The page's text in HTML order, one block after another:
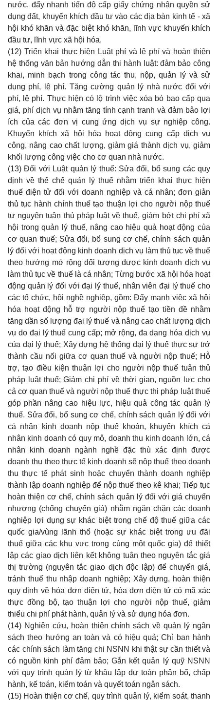
nước, đẩy nhanh tiến độ cấp giấy chứng nhận quyền sử
dụng đất, khuyến khích đầu tư vào các địa bàn kinh tế - xã
hội khó khăn và đặc biệt khó khăn, lĩnh vực khuyến khích
đầu tư, lĩnh vực xã hội hóa.
(12) Triển khai thực hiện Luật phí và lệ phí và hoàn thiện
hệ thống văn bản hướng dẫn thi hành luật: đảm bảo công
khai, minh bạch trong công tác thu, nộp, quản lý và sử
dụng phí, lệ phí. Tăng cường quản lý nhà nước đối với
phí, lệ phí. Thực hiện có lộ trình việc xóa bỏ bao cấp qua
giá, phí dịch vụ nhằm tăng tính cạnh tranh và đảm bảo lợi
ích của các đơn vị cung ứng dịch vụ sự nghiệp công.
Khuyến khích xã hội hóa hoạt động cung cấp dịch vụ
công, nâng cao chất lượng, giảm giá thành dịch vụ, giảm
khối lượng công việc cho cơ quan nhà nước.
(13) Đối với Luật quản lý thuế: Sửa đổi, bổ sung các quy
định về thể chế quản lý thuế nhằm triển khai thực hiện
thuế điện tử đối với doanh nghiệp và cá nhân; đơn giản
thủ tục hành chính thuế tạo thuận lợi cho người nộp thuế
tự nguyện tuân thủ pháp luật về thuế, giảm bớt chi phí xã
hội trong quản lý thuế, nâng cao hiệu quả hoạt động của
cơ quan thuế; Sửa đổi, bổ sung cơ chế, chính sách quản
lý đối với hoạt động kinh doanh dịch vụ làm thủ tục về thuế
theo hướng mở rộng đối tượng được kinh doanh dịch vụ
làm thủ tục về thuế là cá nhân; Từng bước xã hội hóa hoạt
động quản lý đối với đại lý thuế, nhân viên đại lý thuế cho
các tổ chức, hội nghề nghiệp, gồm: Đẩy mạnh việc xã hội
hóa hoạt động hỗ trợ người nộp thuế tạo tiền đề nhằm
tăng dần số lượng đại lý thuế và nâng cao chất lượng dịch
vụ do đại lý thuế cung cấp; mở rộng, đa dạng hóa dịch vụ
của đại lý thuế; Xây dựng hệ thống đại lý thuế thực sự trở
thành cầu nối giữa cơ quan thuế và người nộp thuế; Hỗ
trợ, tạo điều kiện thuận lợi cho người nộp thuế tuân thủ
pháp luật thuế; Giảm chi phí về thời gian, nguồn lực cho
cả cơ quan thuế và người nộp thuế thực thi pháp luật thuế
góp phần nâng cao hiệu lực, hiệu quả công tác quản lý
thuế. Sửa đổi, bổ sung cơ chế, chính sách quản lý đối với
cá nhân kinh doanh nộp thuế khoán, khuyến khích cá
nhân kinh doanh có quy mô, doanh thu kinh doanh lớn, cá
nhân kinh doanh ngành nghề đặc thù xác định được
doanh thu theo thực tế kinh doanh sẽ nộp thuế theo doanh
thu thực tế phát sinh hoặc chuyển thành doanh nghiệp
thành lập doanh nghiệp để nộp thuế theo kê khai; Tiếp tục
hoàn thiện cơ chế, chính sách quản lý đối với giá chuyển
nhượng (chống chuyển giá) nhằm ngăn chặn các doanh
nghiệp lợi dụng sự khác biệt trong chế độ thuế giữa các
quốc gia/vùng lãnh thổ (hoặc sự khác biệt trong ưu đãi
thuế giữa các khu vực trong cùng một quốc gia) đểthiết
lập các giao dịch liên kết không tuân theo nguyên tắc giá
thị trường (nguyên tắc giao dịch độc lập) để chuyển giá,
tránh thuế thu nhập doanh nghiệp; Xây dựng, hoàn thiện
quy định về hóa đơn điện tử, hóa đơn điện tử có mã xác
thực đồng bộ, tạo thuận lợi cho người nộp thuế, giảm
thiểu chi phí phát hành, quản lý và sử dụng hóa đơn.
(14) Nghiên cứu, hoàn thiện chính sách về quản lý ngân
sách theo hướng an toàn và có hiệu quả; Chỉ ban hành
các chính sách làm tăng chi NSNN khi thật sự cần thiết và
có nguồn kinh phí đảm bảo; Gắn kết quản lý quỹ NSNN
với quy trình quản lý từ khâu lập dự toán phân bổ, chấp
hành, kế toán, kiểm toán và quyết toán ngân sách.
(15) Hoàn thiện cơ chế, quy trình quản lý, kiểm soát, thanh